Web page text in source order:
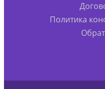
Политика